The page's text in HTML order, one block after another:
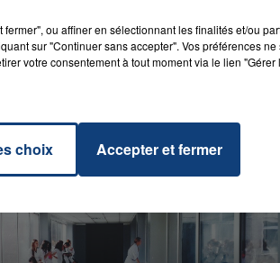
ou affiner en sélectionnant les finalités et/ou
sur "Continuer sans accepter". Vos préférences
votre consentement à tout moment via le lien
choix Accepter et fermer